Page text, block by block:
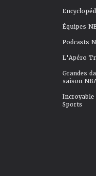
Équipes
Podcasts
L'Apéro
Grandes
saison
Incroyable
Sports